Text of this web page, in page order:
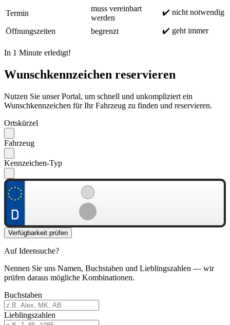
Termin
muss vereinbart
werden
✔️ nicht notwendig
Öffnungszeiten begrenzt ✔️ geht immer
In 1 Minute erledigt!
Wunschkennzeichen reservieren
Nutzen Sie unser Portal, um schnell und unkompliziert ein
Wunschkennzeichen für Ihr Fahrzeug zu finden und reservieren.
Ortskürzel
Fahrzeug
Kennzeichen-Typ
Verfügbarkeit prüfen
Auf Ideensuche?
Nennen Sie uns Namen, Buchstaben und Lieblingszahlen — wir
prüfen daraus mögliche Kombinationen.
Buchstaben
Lieblingszahlen